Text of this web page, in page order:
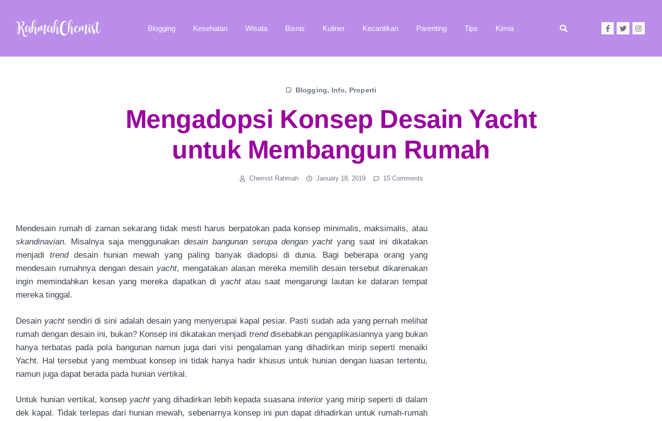
Blogging Kesehatan Wisata Bisnis Kuliner Kecantikan Parenting Tips Kimia
Blogging, Info, Properti
Mengadopsi Konsep Desain Yacht
untuk Membangun Rumah
Chemist Rahmah January 18, 2019 15 Comments
Mendesain rumah di zaman sekarang tidak mesti harus berpatokan pada konsep minimalis, maksimalis, atau
skandinavian. Misalnya saja menggunakan desain bangunan serupa dengan yachtyang saat ini dikatakan
menjaditrenddesain hunian mewah yang paling banyak diadopsi di dunia. Bagi beberapa orang yang
mendesain rumahnya dengan desain yacht, mengatakan alasan mereka memilih desain tersebut dikarenakan
ingin memindahkan kesan yang mereka dapatkan di yachtatau saat mengarungi lautan ke dataran tempat
mereka tinggal.
Desain yacht sendiri di sini adalah desain yang menyerupai kapal pesiar. Pasti sudah ada yang pernah melihat
rumah dengan desain ini, bukan? Konsep ini dikatakan menjadi trenddisebabkan pengaplikasiannya yang bukan
hanya terbatas pada pola bangunan namun juga dari visi pengalaman yang dihadirkan mirip seperti menaiki
Yacht. Hal tersebut yang membuat konsep ini tidak hanya hadir khusus untuk hunian dengan luasan tertentu,
namun juga dapat berada pada hunian vertikal.
Untuk hunian vertikal, konsep yachtyang dihadirkan lebih kepada suasanainterioryang mirip seperti di dalam
dek kapal. Tidak terlepas dari hunian mewah, sebenarnya konsep ini pun dapat dihadirkan untuk rumah-rumah